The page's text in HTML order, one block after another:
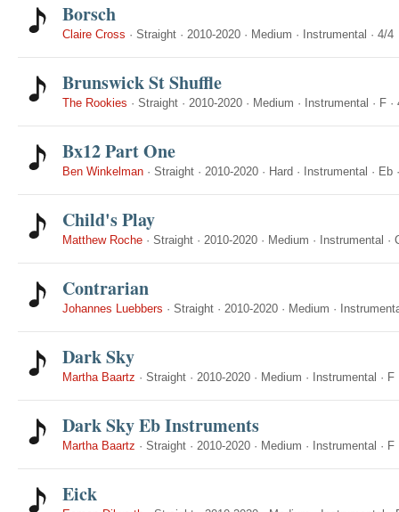
Borsch
Claire Cross · Straight · 2010-2020 · Medium · Instrumental · 4/4
Brunswick St Shuffle
The Rookies · Straight · 2010-2020 · Medium · Instrumental · F ·
Bx12 Part One
Ben Winkelman · Straight · 2010-2020 · Hard · Instrumental · Eb
Child's Play
Matthew Roche · Straight · 2010-2020 · Medium · Instrumental ·
Contrarian
Johannes Luebbers · Straight · 2010-2020 · Medium ·
Dark Sky
Martha Baartz · Straight · 2010-2020 · Medium · Instrumental · F
Dark Sky Eb Instruments
Martha Baartz · Straight · 2010-2020 · Medium · Instrumental · F
Eick